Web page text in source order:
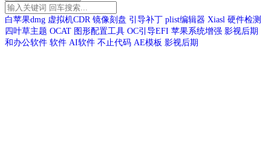
白苹果dmg 虚拟机CDR 镜像刻盘 引导补丁 plist编辑器 Xiasl 硬件检测
四叶草主题 OCAT 图形配置工具 OC引导EFI 苹果系统增强 影视后期
和办公软件 软件 AI软件 不止代码 AE模板 影视后期